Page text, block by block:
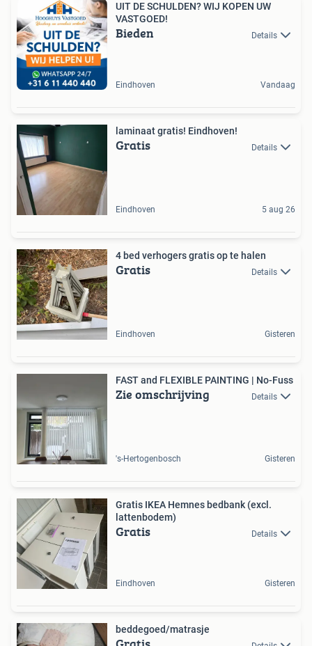
UIT DE SCHULDEN? WIJ KOPEN UW
VASTGOED!
Bieden Details
Eindhoven Vandaag
laminaat gratis! Eindhoven!
Gratis Details
Eindhoven 5 aug 26
4 bed verhogers gratis op te halen
Gratis Details
Eindhoven Gisteren
FAST and FLEXIBLE PAINTING | No-Fuss
Zie omschrijving Details
's-Hertogenbosch Gisteren
Gratis IKEA Hemnes bedbank (excl.
lattenbodem)
Gratis Details
Eindhoven Gisteren
beddegoed/matrasje